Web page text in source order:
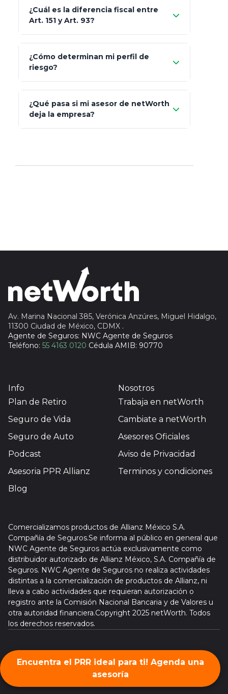
MetLife (MetaLife)
Prudential
Insignia Life
¿Cuál es la diferencia fiscal entre
Art. 151 y Art. 93?
Art.
93
totalmente
libres de impuestos
¿Cómo determinan mi perfil de
riesgo?
¿Qué pasa si mi asesor de netWorth
deja la empresa?
reasigna
Av. Marina Nacional 385, Verónica Anzúres, Miguel Hidalgo,
11300 Ciudad de México, CDMX .
Agente de Seguros: NWC Agente de Seguros
Teléfono: 55 4163 0120 Cédula AMIB: 90770
Info
Plan de Retiro
Seguro de Vida
Seguro de Auto
Podcast
Asesoria PPR Allianz
Blog
Nosotros
Trabaja en netWorth
Cambiate a netWorth
Asesores Oficiales
Aviso de Privacidad
Terminos y condiciones
Comercializamos productos de Allianz México S.A.
Compañía de Seguros.Se informa al público en general que
NWC Agente de Seguros actúa exclusivamente como
distribuidor autorizado de Allianz México, S.A. Compañía de
Seguros. NWC Agente de Seguros no realiza actividades
distintas a la comercialización de productos de Allianz, ni
lleva a cabo actividades que requieran autorización o
registro ante la Comisión Nacional Bancaria y de Valores u
otra autoridad financiera.Copyright 2025 netWorth. Todos
los derechos reservados.
©networth 2025 Optimized. All Rights Reserved.
Encuentra el PRR ideal para ti! Agenda una
asesoría